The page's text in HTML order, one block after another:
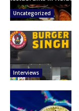
Uncategorized
Interviews